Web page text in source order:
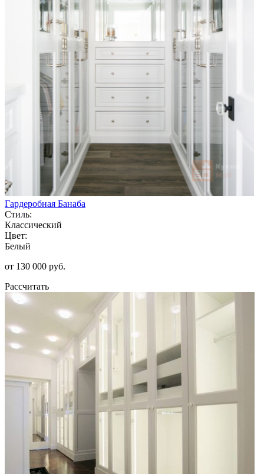
Гардеробная Банаба
Стиль:
Классический
Цвет:
Белый
от 130 000 руб.
Рассчитать